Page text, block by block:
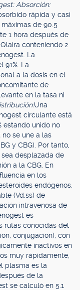
Absorción:
rápida y casi
de 90.5
1 hora después de
conteniendo 2
La
La
a la dosis en el
de
en la tasa ni
Una
circulante está
estando unido no
se une a las
y CBG). Por tanto,
desplazada de
a la CBG. En
en los
endógenos.
(Vd,ss) de
intravenosa de
es
rutas conocidas del
conjugación), con
inactivos en
muy rápidamente,
plasma es la
de la
se calculó en 5.1